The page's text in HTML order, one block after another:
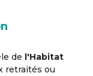
de l'Habitat
retraités ou